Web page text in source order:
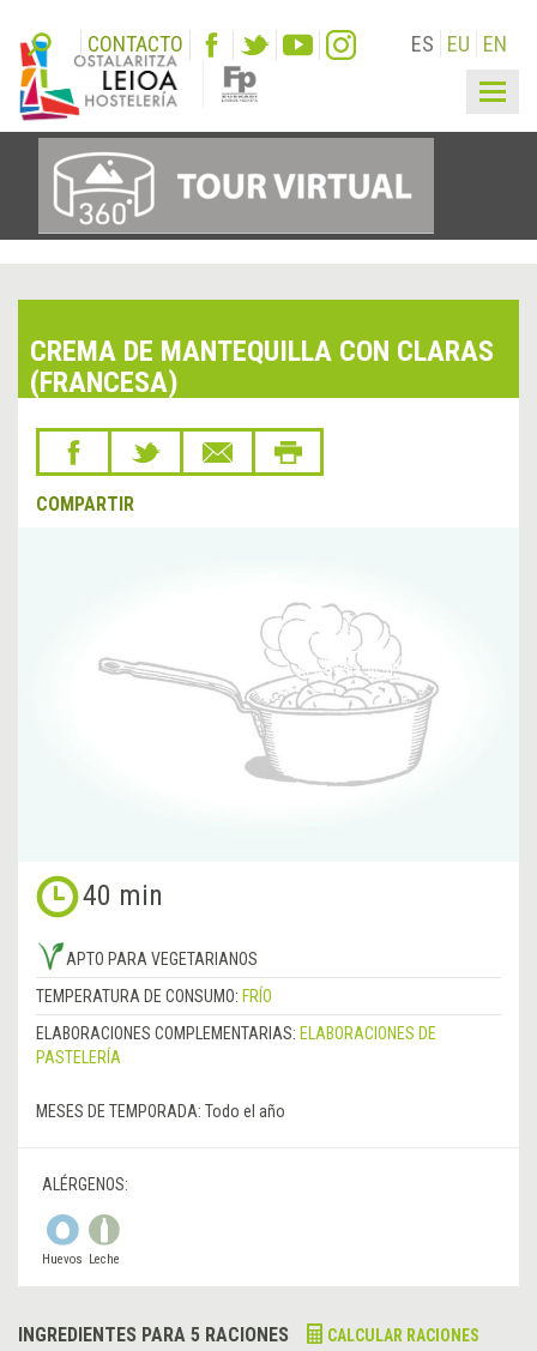
CONTACTO ES EU EN
CREMA DE MANTEQUILLA CON CLARAS
(FRANCESA)
COMPARTIR
40 min
APTO PARA VEGETARIANOS
TEMPERATURA DE CONSUMO: FRÍO
ELABORACIONES COMPLEMENTARIAS: ELABORACIONES DE
PASTELERÍA
MESES DE TEMPORADA: Todo el año
ALÉRGENOS:
Huevos Leche
INGREDIENTES PARA 5 RACIONES CALCULAR RACIONES